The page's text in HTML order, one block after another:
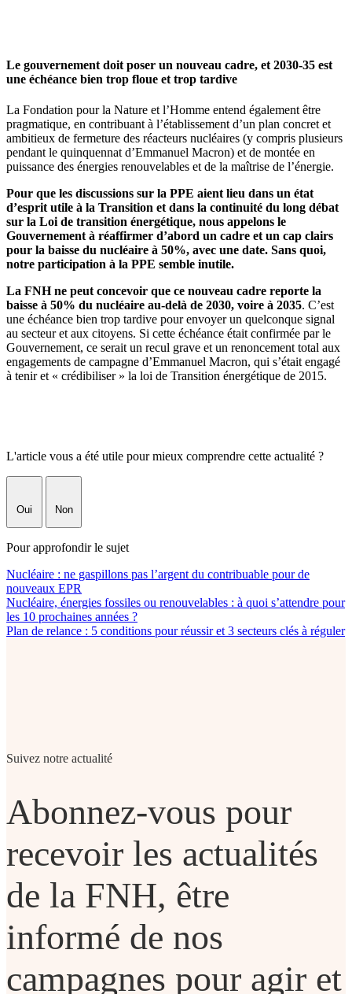
Le gouvernement doit poser un nouveau cadre, et 2030-35 est
une échéance bien trop floue et trop tardive
La Fondation pour la Nature et l’Homme entend également être
pragmatique, en contribuant à l’établissement d’un plan concret et
ambitieux de fermeture des réacteurs nucléaires (y compris plusieurs
pendant le quinquennat d’Emmanuel Macron) et de montée en
puissance des énergies renouvelables et de la maîtrise de l’énergie.
Pour que les discussions sur la PPE aient lieu dans un état
d’esprit utile à la Transition et dans la continuité du long débat
sur la Loi de transition énergétique, nous appelons le
Gouvernement à réaffirmer d’abord un cadre et un cap clairs
pour la baisse du nucléaire à 50%, avec une date. Sans quoi,
notre participation à la PPE semble inutile.
La FNH ne peut concevoir que ce nouveau cadre reporte la
baisse à 50% du nucléaire au-delà de 2030, voire à 2035. C’est
une échéance bien trop tardive pour envoyer un quelconque signal
au secteur et aux citoyens. Si cette échéance était confirmée par le
Gouvernement, ce serait un recul grave et un renoncement total aux
engagements de campagne d’Emmanuel Macron, qui s’était engagé
à tenir et « crédibiliser » la loi de Transition énergétique de 2015.
L'article vous a été utile pour mieux comprendre cette actualité ?
Oui Non
Pour approfondir le sujet
Nucléaire : ne gaspillons pas l’argent du contribuable pour de
nouveaux EPR
Nucléaire, énergies fossiles ou renouvelables : à quoi s’attendre pour
les 10 prochaines années ?
Plan de relance : 5 conditions pour réussir et 3 secteurs clés à réguler
Suivez notre actualité
Abonnez-vous pour
recevoir les actualités
de la FNH, être
informé de nos
campagnes pour agir et